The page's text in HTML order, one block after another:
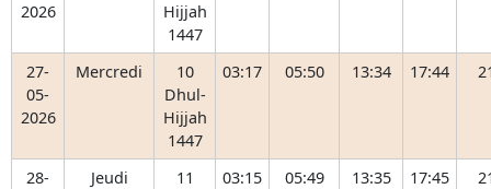
2026
Hijjah
1447
27-
05-
2026
Mercredi
10
Dhul-
Hijjah
1447
03:17 05:50 13:34 17:44
28-
Jeudi
11
03:15 05:49 13:35 17:45